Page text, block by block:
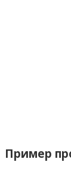
Пример